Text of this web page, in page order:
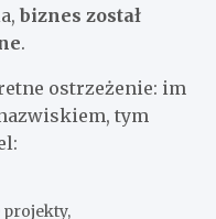
biznes został
.
ostrzeżenie: im
tym
projekty,